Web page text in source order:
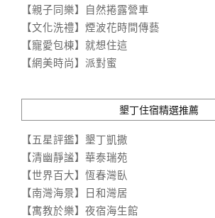
【親子同樂】自然捲露營車
【文化洗禮】煙波花時間傳藝
【寵愛包棟】就想住這
【網美時尚】派對蜜
墾丁住宿精選推薦
【五星評鑑】墾丁凱撒
【清幽靜謐】華泰瑞苑
【世界百大】恆春灣臥
【南灣海景】日和灣居
【寓教於樂】夜宿海生館